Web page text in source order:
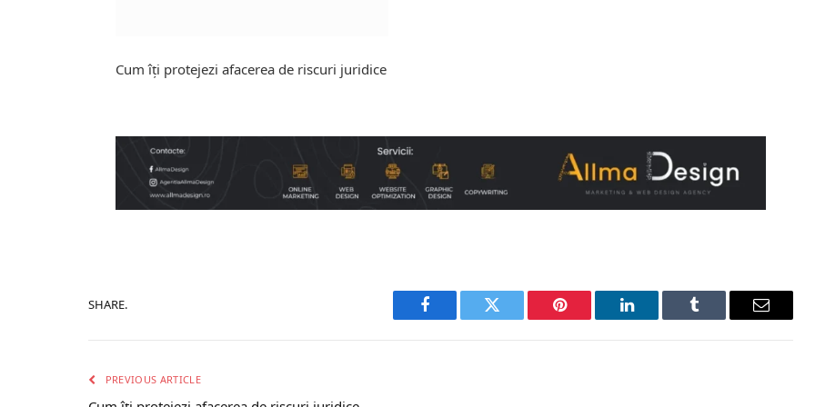
Cum îți protejezi afacerea de riscuri juridice
SHARE.
Facebook Twitter Pinterest LinkedIn Tumblr Email
PREVIOUS ARTICLE